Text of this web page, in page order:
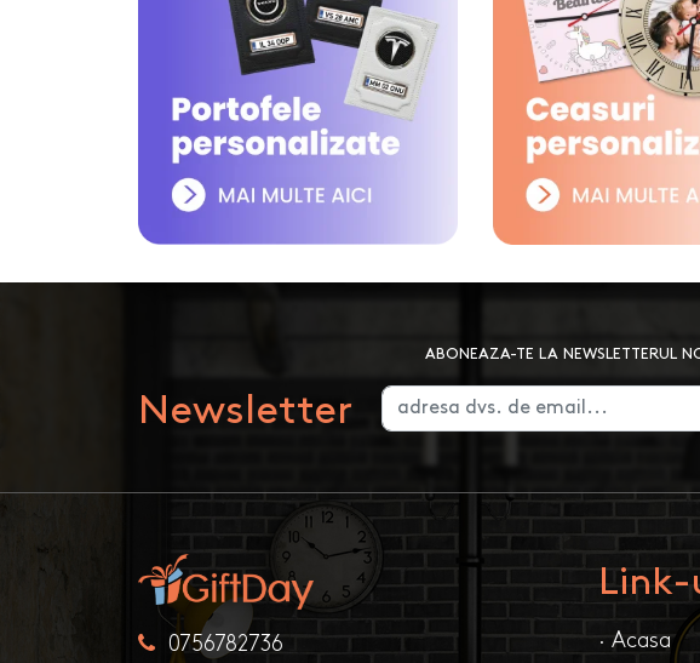
Newsletter
ABONEAZA-TE LA NEWSLETTERUL
0756782736 · Acasa